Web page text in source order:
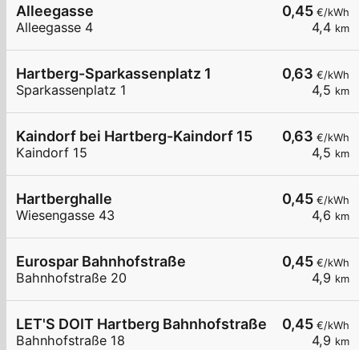
0,45 €/kWh
4,4 km
Alleegasse
Alleegasse 4
0,63 €/kWh
4,5 km
Hartberg-Sparkassenplatz 1
Sparkassenplatz 1
0,63 €/kWh
4,5 km
Kaindorf bei Hartberg-Kaindorf 15
Kaindorf 15
0,45 €/kWh
4,6 km
Hartberghalle
Wiesengasse 43
0,45 €/kWh
4,9 km
Eurospar Bahnhofstraße
Bahnhofstraße 20
0,45 €/kWh
4,9 km
LET'S DOIT Hartberg Bahnhofstraße
Bahnhofstraße 18